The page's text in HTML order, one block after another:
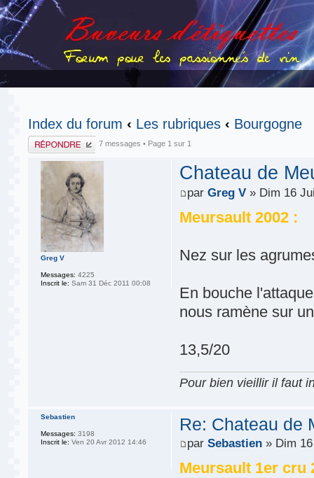
Index du forum ‹ Les rubriques ‹ Bourgogne
Publier une
réponse
7 messages • Page 1 sur 1
Chateau de
parGreg V » Dim 16
Meursault 2002 :
Nez sur les
En bouche
nous ramène sur
13,5/20
Pour bien vieillir il faut
Greg V
Messages: 4225
Inscrit le: Sam 31 Déc 2011 00:08
Re: Chateau de
parSebastien » Dim
Meursault 1er cru
Sebastien
Messages: 3198
Inscrit le: Ven 20 Avr 2012 14:46